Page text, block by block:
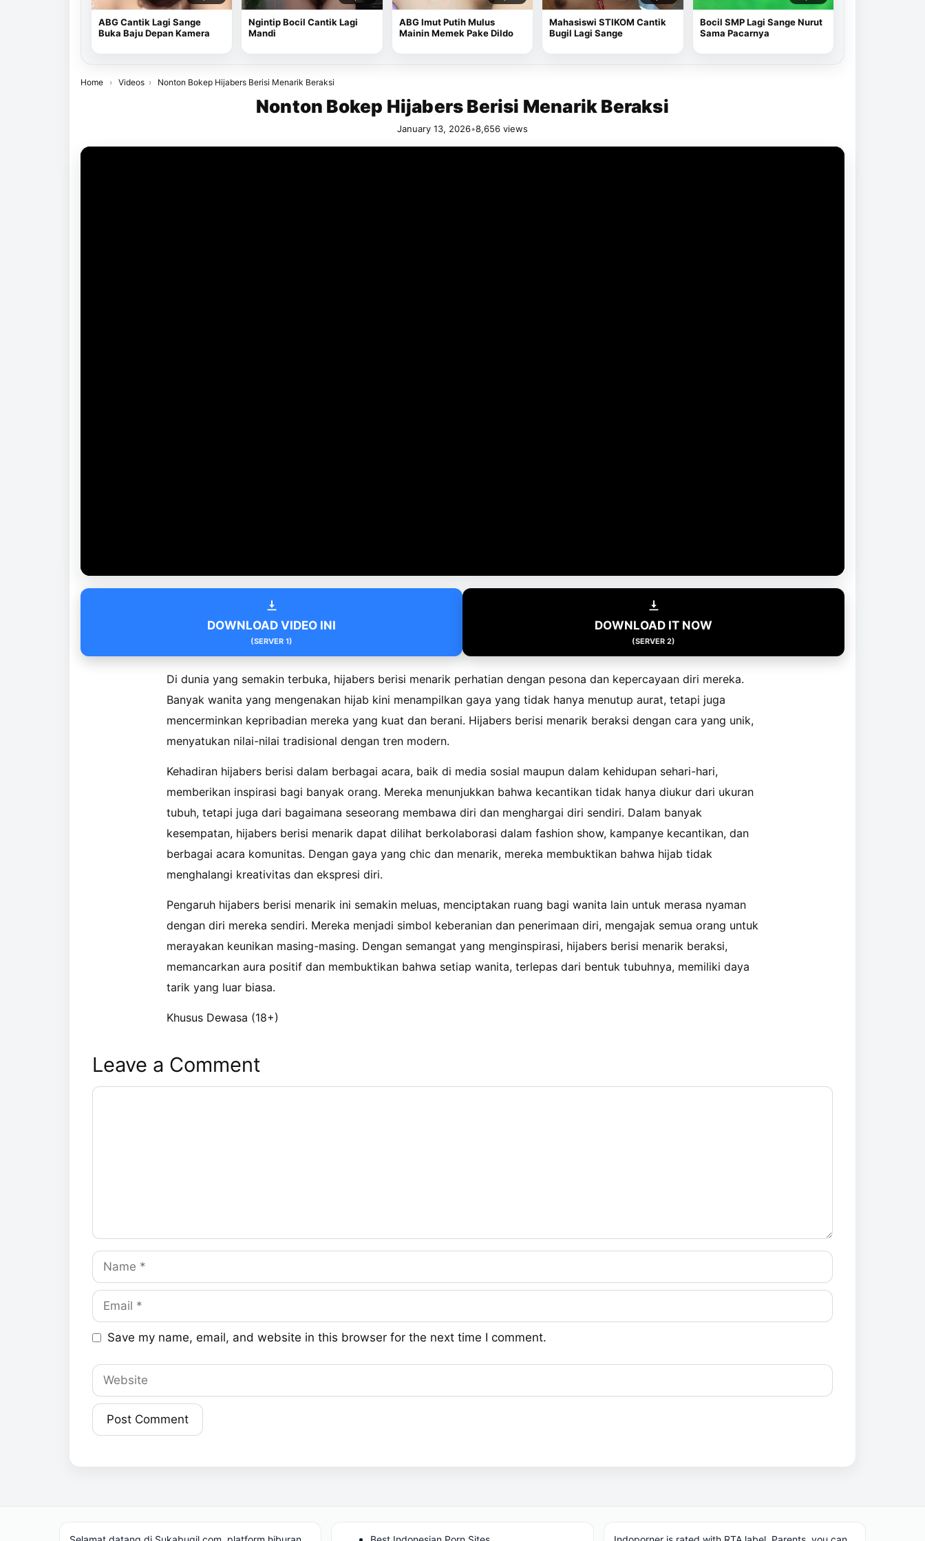
ABG Cantik Lagi Sange
Buka Baju Depan Kamera
Ngintip Bocil Cantik Lagi
Mandi
ABG Imut Putih Mulus
Mainin Memek Pake Dildo
Mahasiswi STIKOM Cantik
Bugil Lagi Sange
Bocil SMP Lagi Sange Nurut
Sama Pacarnya
Home › Videos › Nonton Bokep Hijabers Berisi Menarik Beraksi
Nonton Bokep Hijabers Berisi Menarik Beraksi
January 13, 2026•8,656 views
DOWNLOAD VIDEO INI
(SERVER 1)
DOWNLOAD IT NOW
(SERVER 2)
Di dunia yang semakin terbuka, hijabers berisi menarik perhatian dengan pesona dan kepercayaan diri mereka.
Banyak wanita yang mengenakan hijab kini menampilkan gaya yang tidak hanya menutup aurat, tetapi juga
mencerminkan kepribadian mereka yang kuat dan berani. Hijabers berisi menarik beraksi dengan cara yang unik,
menyatukan nilai-nilai tradisional dengan tren modern.
Kehadiran hijabers berisi dalam berbagai acara, baik di media sosial maupun dalam kehidupan sehari-hari,
memberikan inspirasi bagi banyak orang. Mereka menunjukkan bahwa kecantikan tidak hanya diukur dari ukuran
tubuh, tetapi juga dari bagaimana seseorang membawa diri dan menghargai diri sendiri. Dalam banyak
kesempatan, hijabers berisi menarik dapat dilihat berkolaborasi dalam fashion show, kampanye kecantikan, dan
berbagai acara komunitas. Dengan gaya yang chic dan menarik, mereka membuktikan bahwa hijab tidak
menghalangi kreativitas dan ekspresi diri.
Pengaruh hijabers berisi menarik ini semakin meluas, menciptakan ruang bagi wanita lain untuk merasa nyaman
dengan diri mereka sendiri. Mereka menjadi simbol keberanian dan penerimaan diri, mengajak semua orang untuk
merayakan keunikan masing-masing. Dengan semangat yang menginspirasi, hijabers berisi menarik beraksi,
memancarkan aura positif dan membuktikan bahwa setiap wanita, terlepas dari bentuk tubuhnya, memiliki daya
tarik yang luar biasa.
Khusus Dewasa (18+)
Leave a Comment
Comment
Name
Email
Save my name, email, and website in this browser for the next time I comment.
Website